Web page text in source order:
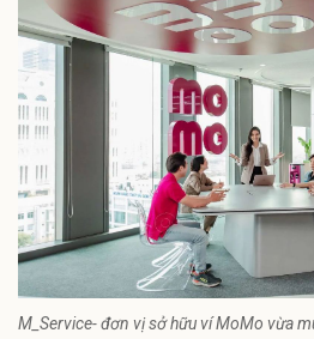
M_Service- đơn vị sở hữu ví MoMo vừa